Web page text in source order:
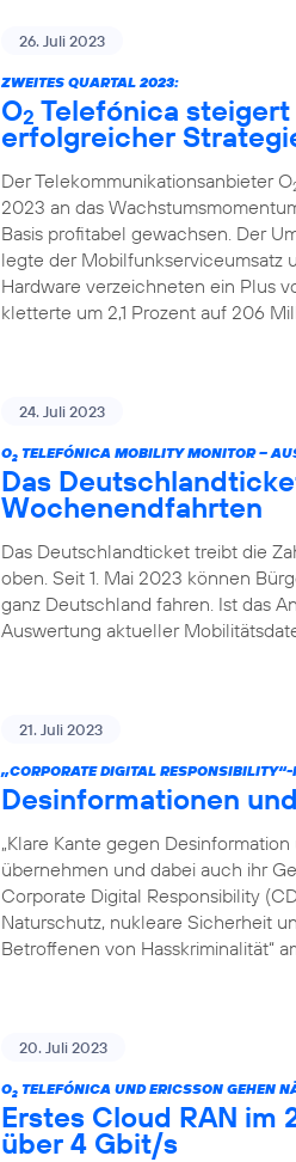
26. Juli 2023
ZWEITES QUARTAL 2023:
O2 Telefónica
erfolgreicher
Der Telekommunikationsanbieter O
2023 an das
Basis profitabel gewachsen. Der
legte der Mobilfunkserviceumsatz
Hardware verzeichneten ein Plus
kletterte um 2,1 Prozent auf 206
24. Juli 2023
O2 TELEFÓNICA MOBILITY MONITOR –
Das
Wochenendfahrten
Das Deutschlandticket treibt die
oben. Seit 1. Mai 2023 können
ganz Deutschland fahren. Ist das
Auswertung aktueller
21. Juli 2023
„CORPORATE DIGITAL
Desinformationen
„Klare Kante gegen
übernehmen und dabei auch ihr
Corporate Digital Responsibility
Naturschutz, nukleare Sicherheit
Betroffenen von Hasskriminalität“
20. Juli 2023
O2 TELEFÓNICA UND ERICSSON GEHEN
Erstes Cloud RAN im
über 4 Gbit/s